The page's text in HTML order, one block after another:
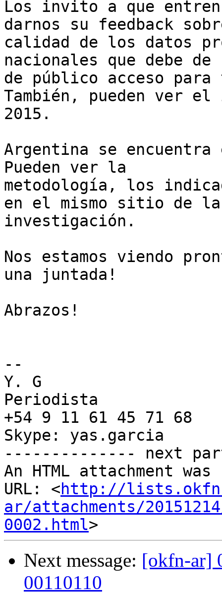
Los invito a que
darnos su feedback
calidad de los datos
nacionales que debe de
de público acceso para
También, pueden ver
2015.
Argentina se
Pueden ver la
metodología, los
en el mismo sitio de la
investigación.
Nos estamos viendo
una juntada!
Abrazos!
--
Y. G
Periodista
+54 9 11 61 45 71 68
Skype: yas.garcia
-------------- next
An HTML attachment
URL: <http://
ar/attachments/
0002.html
Next message: [okfn-ar]
00110110